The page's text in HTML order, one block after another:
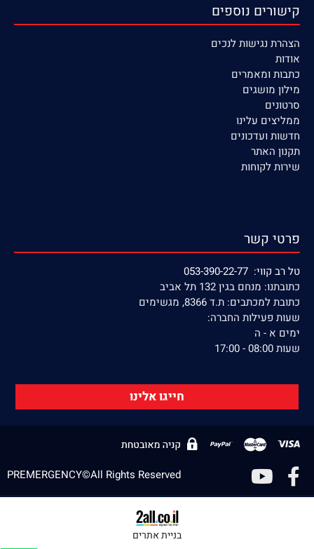
קישורים נוספים
הצהרת נגישות לנכים
אודות
כתבות ומאמרים
מילון מושגים
סרטונים
ממליצים עלינו
חדשות ועדכונים
תקנון האתר
שירות לקוחות
פרטי קשר
טל רב קווי: 053-390-22-77
כתובתנו: מנחם בגין 132 תל אביב
כתובת למכתבים: ת.ד 8366, מגשימים
שעות פעילות החברה:
ימים א - ה
שעות 08:00 - 17:00
חייגו אלינו
PREMERGENCY©All Rights Reserved
בניית אתרים